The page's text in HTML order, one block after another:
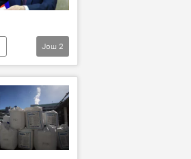
Још 2